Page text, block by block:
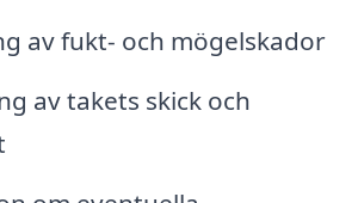
av fukt- och mögelskador
av takets skick och